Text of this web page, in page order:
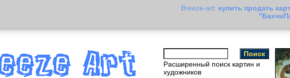
Breeze-art: купить продать
Расширенный поиск картин и
художников